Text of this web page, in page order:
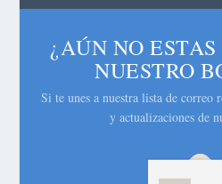
¿AÚN NO
NUESTRO
Si te unes a nuestra lista de correo
y actualizaciones de